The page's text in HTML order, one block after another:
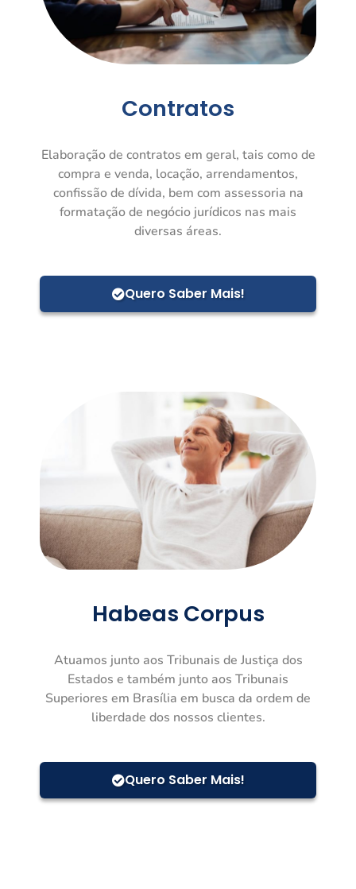
Contratos
Elaboração de contratos em geral, tais como de
compra e venda, locação, arrendamentos,
confissão de dívida, bem com assessoria na
formatação de negócio jurídicos nas mais
diversas áreas.
Quero Saber Mais!
Habeas Corpus
Atuamos junto aos Tribunais de Justiça dos
Estados e também junto aos Tribunais
Superiores em Brasília em busca da ordem de
liberdade dos nossos clientes.
Quero Saber Mais!